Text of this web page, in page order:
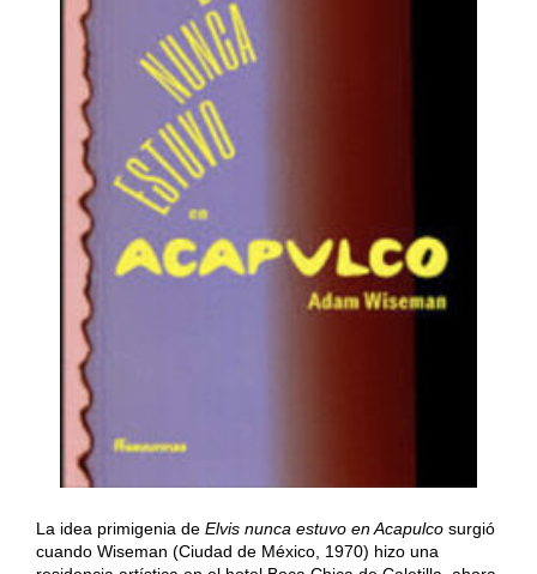
La idea primigenia de Elvis nunca estuvo en Acapulcosurgió
cuando Wiseman (Ciudad de México, 1970) hizo una